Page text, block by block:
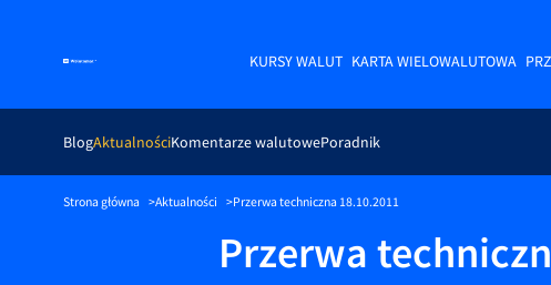
KURSY WALUT KARTA WIELOWALUTOWA
BlogAktualnościKomentarze walutowePoradnik
Strona główna Aktualności Przerwa techniczna 18.10.2011
Przerwa